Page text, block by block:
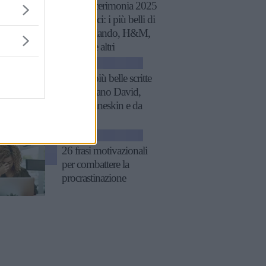
Tailleur cerimonia 2025
economici: i più belli di
Zara, Zalando, H&M,
Mango e altri
Le frasi più belle scritte
da Damiano David,
con i Måneskin e da
26 frasi motivazionali
per combattere la
procrastinazione